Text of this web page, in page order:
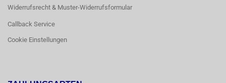
Widerrufsrecht & Muster-Widerrufsformular
Callback Service
Cookie Einstellungen